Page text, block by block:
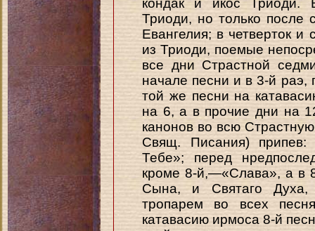
кондак и икос Триоди.
Триоди, но только после
Евангелия; в четверток
из Триоди, поемые
все дни Страстной
начале песни и в 3-й раэ,
той же песни на
на 6, а в прочие дни на
канонов во всю
Свящ. Писания)
Тебе»; перед
кроме 8-й,—«Слава», а в
Сына, и Святаго Духа,
тропарем во всех
катавасию ирмоса 8-й